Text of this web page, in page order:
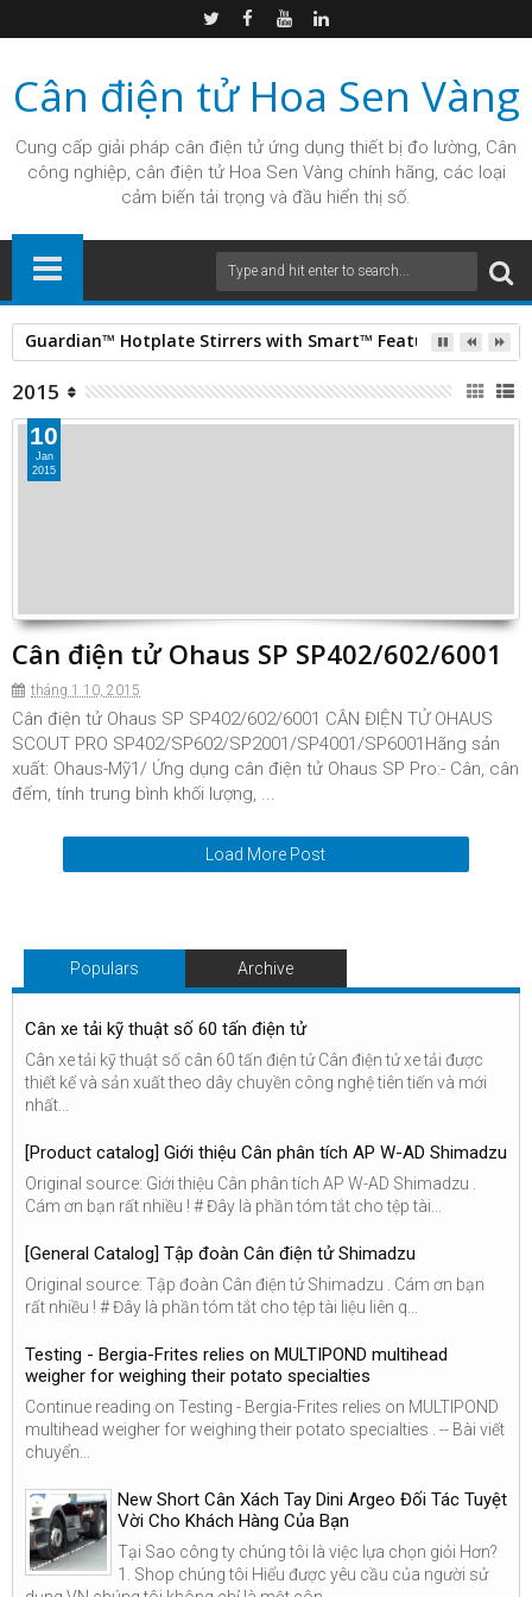
Cân điện tử Hoa Sen Vàng
Cung cấp giải pháp cân điện tử ứng dụng thiết bị đo lường, Cân
công nghiệp, cân điện tử Hoa Sen Vàng chính hãng, các loại
cảm biến tải trọng và đầu hiển thị số.
Guardian™ Hotplate Stirrers with Smart™ Features Ensure
2015
Cân điện tử Ohaus SP SP402/602/6001
tháng 1 10, 2015
Cân điện tử Ohaus SP SP402/602/6001 CÂN ĐIỆN TỬ OHAUS
SCOUT PRO SP402/SP602/SP2001/SP4001/SP6001Hãng sản
xuất: Ohaus-Mỹ1/ Ứng dụng cân điện tử Ohaus SP Pro:- Cân, cân
đếm, tính trung bình khối lượng, ...
10
Jan
2015
Load More Post
Populars Archive
Cân xe tải kỹ thuật số 60 tấn điện tử
Cân xe tải kỹ thuật số cân 60 tấn điện tử Cân điện tử xe tải được
thiết kế và sản xuất theo dây chuyền công nghệ tiên tiến và mới
nhất...
[Product catalog] Giới thiệu Cân phân tích AP W-AD Shimadzu
Original source: Giới thiệu Cân phân tích AP W-AD Shimadzu .
Cám ơn bạn rất nhiều ! # Đây là phần tóm tắt cho tệp tài...
[General Catalog] Tập đoàn Cân điện tử Shimadzu
Original source: Tập đoàn Cân điện tử Shimadzu . Cám ơn bạn
rất nhiều ! # Đây là phần tóm tắt cho tệp tài liệu liên q...
Testing - Bergia-Frites relies on MULTIPOND multihead
weigher for weighing their potato specialties
Continue reading on Testing - Bergia-Frites relies on MULTIPOND
multihead weigher for weighing their potato specialties . -- Bài viết
chuyển...
New Short Cân Xách Tay Dini Argeo Đối Tác Tuyệt
Vời Cho Khách Hàng Của Bạn
Tại Sao công ty chúng tôi là việc lựa chọn giỏi Hơn?
1. Shop chúng tôi Hiểu được yêu cầu của người sử